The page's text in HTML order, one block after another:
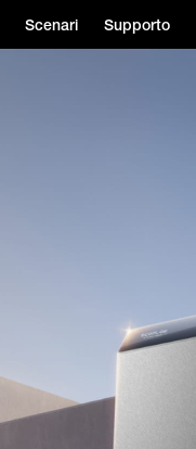
Scenari Supporto